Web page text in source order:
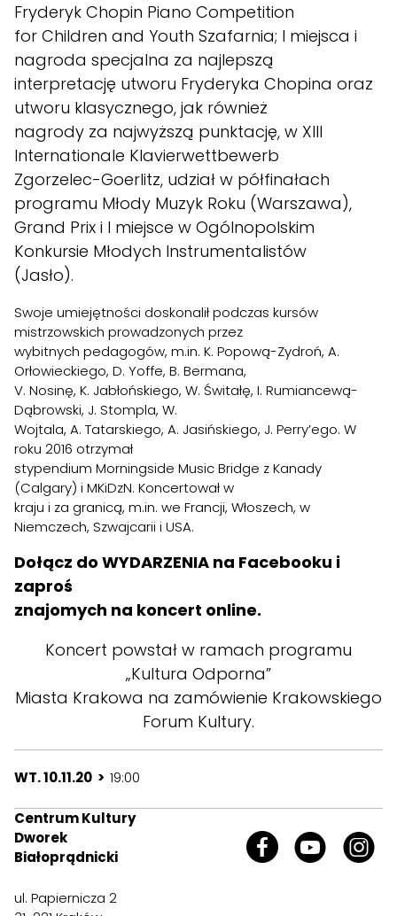
Fryderyk Chopin Piano Competition
for Children and Youth Szafarnia; I miejsca i
nagroda specjalna za najlepszą
interpretację utworu Fryderyka Chopina oraz
utworu klasycznego, jak również
nagrody za najwyższą punktację, w XIII
Internationale Klavierwettbewerb
Zgorzelec-Goerlitz, udział w półfinałach
programu Młody Muzyk Roku (Warszawa),
Grand Prix i I miejsce w Ogólnopolskim
Konkursie Młodych Instrumentalistów
(Jasło).
Swoje umiejętności doskonalił podczas kursów
mistrzowskich prowadzonych przez
wybitnych pedagogów, m.in. K. Popową-Zydroń, A.
Orłowieckiego, D. Yoffe, B. Bermana,
V. Nosinę, K. Jabłońskiego, W. Świtałę, I. Rumiancewą-
Dąbrowski, J. Stompla, W.
Wojtala, A. Tatarskiego, A. Jasińskiego, J. Perry’ego. W
roku 2016 otrzymał
stypendium Morningside Music Bridge z Kanady
(Calgary) i MKiDzN. Koncertował w
kraju i za granicą, m.in. we Francji, Włoszech, w
Niemczech, Szwajcarii i USA.
Dołącz do WYDARZENIA na Facebooku i
zaproś
znajomych na koncert online.
Koncert powstał w ramach programu
„Kultura Odporna”
Miasta Krakowa na zamówienie Krakowskiego
Forum Kultury.
WT. 10.11.20 > 19:00
Centrum Kultury
Dworek
Białoprądnicki
ul. Papiernicza 2